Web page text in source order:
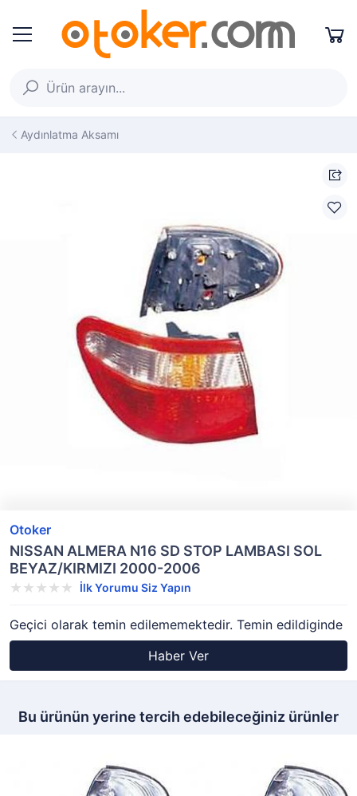
Aydınlatma Aksamı
Otoker
NISSAN ALMERA N16 SD STOP LAMBASI SOL
BEYAZ/KIRMIZI 2000-2006
İlk Yorumu Siz Yapın
Geçici olarak temin edilememektedir. Temin edildiginde
Haber Ver
Bu ürünün yerine tercih edebileceğiniz ürünler